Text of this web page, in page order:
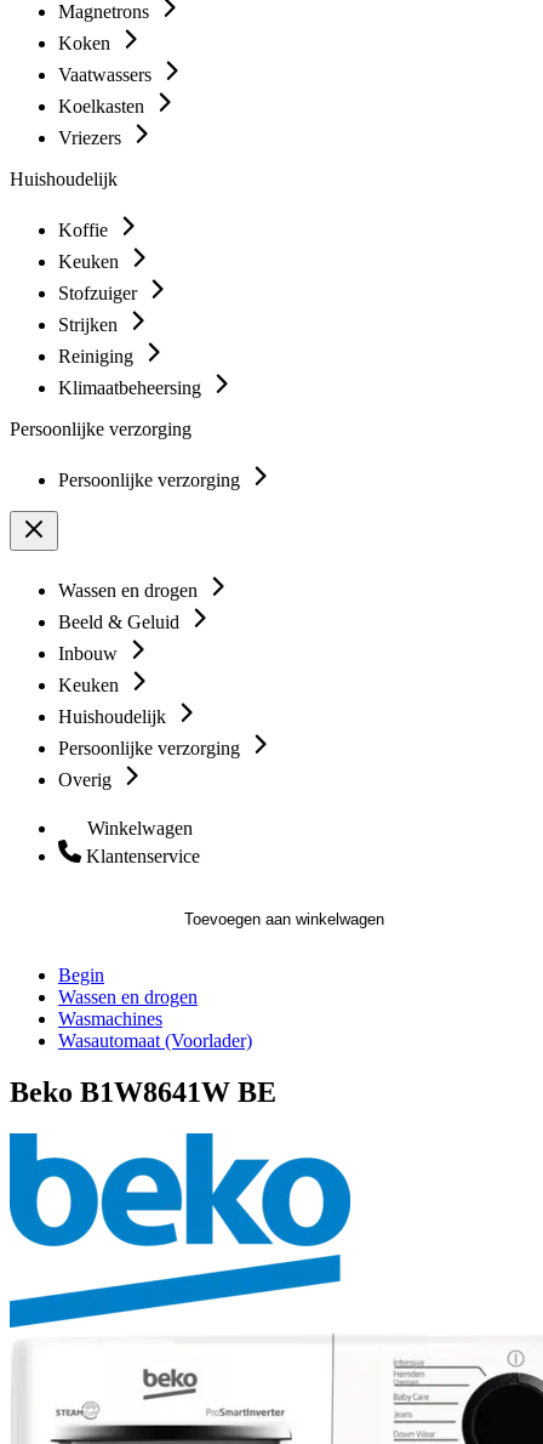
Magnetrons
Koken
Vaatwassers
Koelkasten
Vriezers
Huishoudelijk
Koffie
Keuken
Stofzuiger
Strijken
Reiniging
Klimaatbeheersing
Persoonlijke verzorging
Persoonlijke verzorging
Wassen en drogen
Beeld & Geluid
Inbouw
Keuken
Huishoudelijk
Persoonlijke verzorging
Overig
Winkelwagen
Klantenservice
Toevoegen aan winkelwagen
Begin
Wassen en drogen
Wasmachines
Wasautomaat (Voorlader)
Beko B1W8641W BE